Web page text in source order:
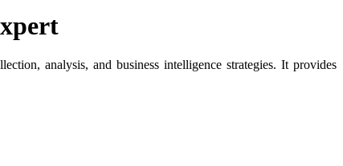
analysis, and business intelligence strategies. It provides